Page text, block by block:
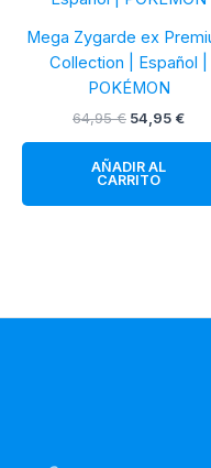
Mega Zygarde ex
Collection | Español |
POKÉMON
64,95€ El
era:
54,95 €El
AÑADIR AL
CARRITO